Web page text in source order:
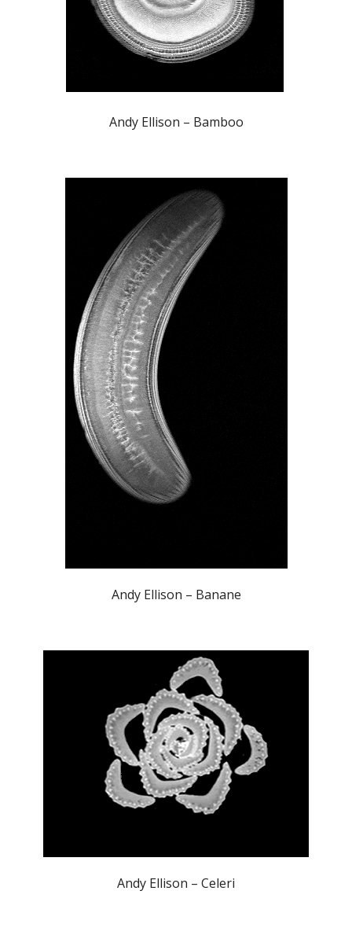
Andy Ellison – Bamboo
Andy Ellison – Banane
Andy Ellison – Celeri